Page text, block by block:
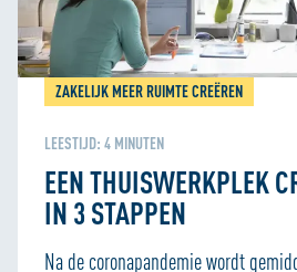
ZAKELIJK MEER RUIMTE CREËREN
LEESTIJD: 4 MINUTEN
EEN THUISWERKPLEK
IN 3 STAPPEN
Na de coronapandemie wordt